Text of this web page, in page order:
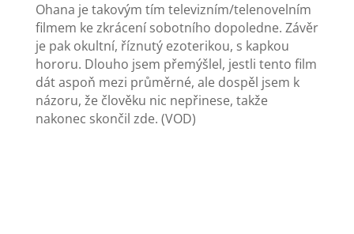
Ohana je takovým tím televizním/telenovelním
filmem ke zkrácení sobotního dopoledne. Závěr
je pak okultní, říznutý ezoterikou, s kapkou
hororu. Dlouho jsem přemýšlel, jestli tento film
dát aspoň mezi průměrné, ale dospěl jsem k
názoru, že člověku nic nepřinese, takže
nakonec skončil zde. (VOD)